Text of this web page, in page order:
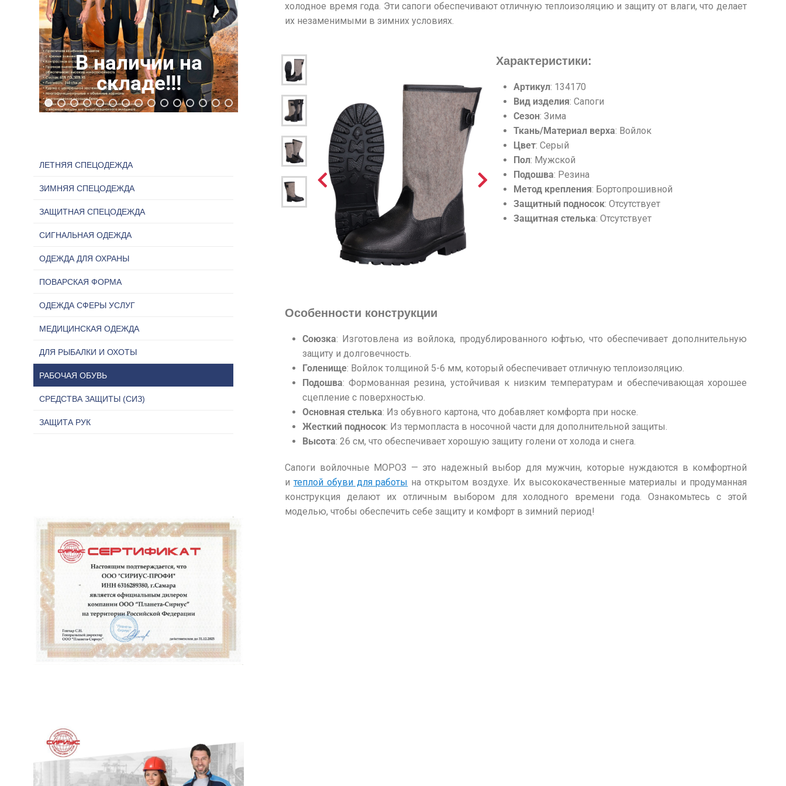
холодное время года. Эти сапоги обеспечивают отличную теплоизоляцию и защиту от влаги, что делает
их незаменимыми в зимних условиях.
Характеристики:
Артикул: 134170
Вид изделия: Сапоги
Сезон: Зима
Ткань/Материал верха: Войлок
Цвет: Серый
Пол: Мужской
Подошва: Резина
Метод крепления: Бортопрошивной
Защитный подносок: Отсутствует
Защитная стелька: Отсутствует
Особенности конструкции
Союзка: Изготовлена из войлока, продублированного юфтью, что обеспечивает дополнительную
защиту и долговечность.
Голенище: Войлок толщиной 5-6 мм, который обеспечивает отличную теплоизоляцию.
Подошва: Формованная резина, устойчивая к низким температурам и обеспечивающая хорошее
сцепление с поверхностью.
Основная стелька: Из обувного картона, что добавляет комфорта при носке.
Жесткий подносок: Из термопласта в носочной части для дополнительной защиты.
Высота: 26 см, что обеспечивает хорошую защиту голени от холода и снега.
Сапоги войлочные МОРОЗ — это надежный выбор для мужчин, которые нуждаются в комфортной
и теплой обуви для работы на открытом воздухе. Их высококачественные материалы и продуманная
конструкция делают их отличным выбором для холодного времени года. Ознакомьтесь с этой
моделью, чтобы обеспечить себе защиту и комфорт в зимний период!
В наличии на
складе!!!
Цена 1810 руб.
ЛЕТНЯЯ СПЕЦОДЕЖДА
ЗИМНЯЯ СПЕЦОДЕЖДА
ЗАЩИТНАЯ СПЕЦОДЕЖДА
СИГНАЛЬНАЯ ОДЕЖДА
ОДЕЖДА ДЛЯ ОХРАНЫ
ПОВАРСКАЯ ФОРМА
ОДЕЖДА СФЕРЫ УСЛУГ
МЕДИЦИНСКАЯ ОДЕЖДА
ДЛЯ РЫБАЛКИ И ОХОТЫ
РАБОЧАЯ ОБУВЬ
СРЕДСТВА ЗАЩИТЫ (СИЗ)
ЗАЩИТА РУК